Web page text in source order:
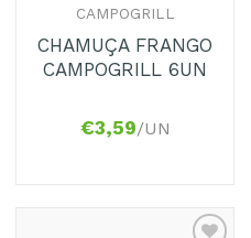
CAMPOGRILL
CHAMUÇA FRANGO
CAMPOGRILL 6UN
€3,59/UN